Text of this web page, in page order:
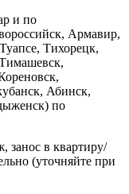
и по
Армавир,
Тихорецк,
Абинск,
по
занос в квартиру/
(уточняйте при